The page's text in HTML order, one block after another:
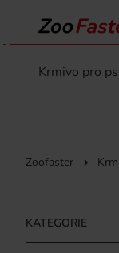
Krmivo pro
Zoofaster
KATEGORIE